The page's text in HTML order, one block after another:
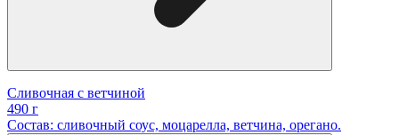
Сливочная с ветчиной
490 г
Состав: сливочный соус, моцарелла, ветчина, орегано.